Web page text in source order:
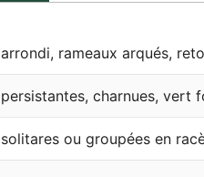
arrondi, rameaux arqués,
persistantes, charnues, vert
solitares ou groupées en